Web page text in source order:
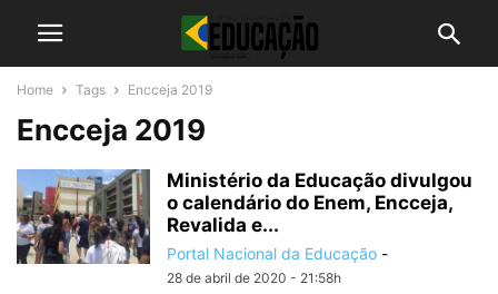
Home Tags Encceja 2019
Encceja 2019
Ministério da Educação divulgou
o calendário do Enem, Encceja,
Revalida e...
Portal Nacional da Educação -
28 de abril de 2020 - 21:58h